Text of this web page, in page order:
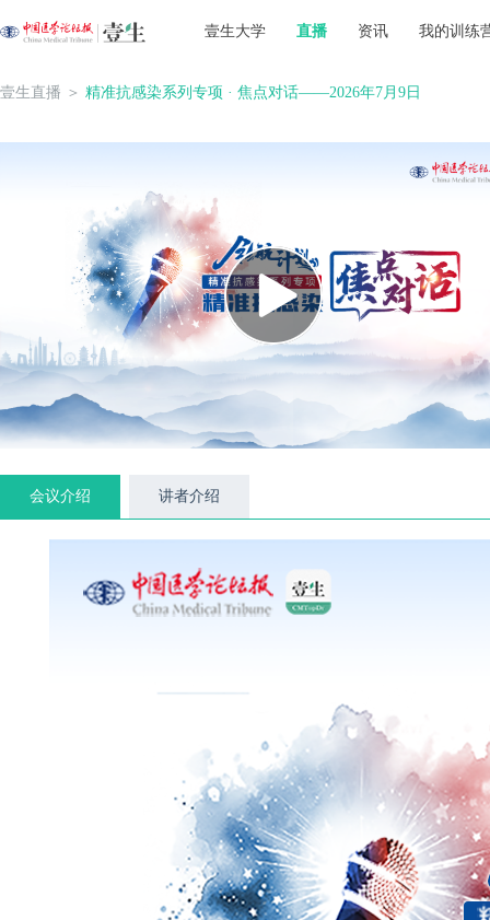
壹生大学 直播 资讯 我的训练
壹生直播 ＞ 精准抗感染系列专项 · 焦点对话——2026年7月9日
会议介绍 讲者介绍